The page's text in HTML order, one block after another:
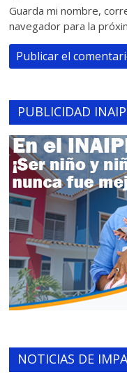
Guarda mi nombre,
navegador para la
PUBLICIDAD
NOTICIAS DE